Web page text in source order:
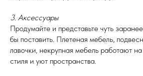
3. Аксессуары
Продумайте и представьте чуть
бы поставить. Плетеная мебель,
лавочки, некрупная мебель работают
стиля и уют пространства.